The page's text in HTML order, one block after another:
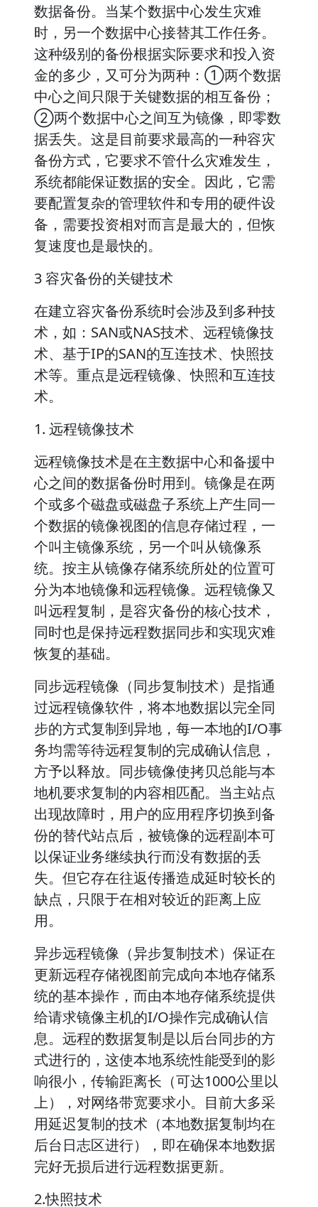
数据备份。当某个数据中心发生灾难
时，另一个数据中心接替其工作任务。
这种级别的备份根据实际要求和投入资
金的多少，又可分为两种：①两个数据
中心之间只限于关键数据的相互备份；
②两个数据中心之间互为镜像，即零数
据丢失。这是目前要求最高的一种容灾
备份方式，它要求不管什么灾难发生，
系统都能保证数据的安全。因此，它需
要配置复杂的管理软件和专用的硬件设
备，需要投资相对而言是最大的，但恢
复速度也是最快的。
3 容灾备份的关键技术
在建立容灾备份系统时会涉及到多种技
术，如：SAN或NAS技术、远程镜像技
术、基于IP的SAN的互连技术、快照技
术等。重点是远程镜像、快照和互连技
术。
1. 远程镜像技术
远程镜像技术是在主数据中心和备援中
心之间的数据备份时用到。镜像是在两
个或多个磁盘或磁盘子系统上产生同一
个数据的镜像视图的信息存储过程，一
个叫主镜像系统，另一个叫从镜像系
统。按主从镜像存储系统所处的位置可
分为本地镜像和远程镜像。远程镜像又
叫远程复制，是容灾备份的核心技术，
同时也是保持远程数据同步和实现灾难
恢复的基础。
同步远程镜像（同步复制技术）是指通
过远程镜像软件，将本地数据以完全同
步的方式复制到异地，每一本地的I/O事
务均需等待远程复制的完成确认信息，
方予以释放。同步镜像使拷贝总能与本
地机要求复制的内容相匹配。当主站点
出现故障时，用户的应用程序切换到备
份的替代站点后，被镜像的远程副本可
以保证业务继续执行而没有数据的丢
失。但它存在往返传播造成延时较长的
缺点，只限于在相对较近的距离上应
用。
异步远程镜像（异步复制技术）保证在
更新远程存储视图前完成向本地存储系
统的基本操作，而由本地存储系统提供
给请求镜像主机的I/O操作完成确认信
息。远程的数据复制是以后台同步的方
式进行的，这使本地系统性能受到的影
响很小，传输距离长（可达1000公里以
上），对网络带宽要求小。目前大多采
用延迟复制的技术（本地数据复制均在
后台日志区进行），即在确保本地数据
完好无损后进行远程数据更新。
2.快照技术